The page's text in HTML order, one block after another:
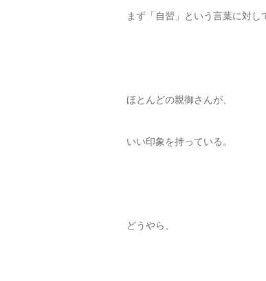
まず「自習」という言葉に対し
ほとんどの親御さんが、
いい印象を持っている。
どうやら、